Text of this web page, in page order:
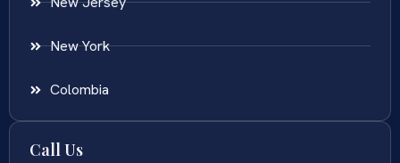
New York
Colombia
Call Us